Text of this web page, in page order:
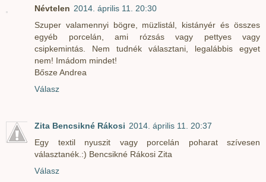
Névtelen 2014. április 11. 20:30
Szuper valamennyi bögre, müzlistál, kistányér és összes
egyéb porcelán, ami rózsás vagy pettyes vagy
csipkemintás. Nem tudnék választani, legalábbis egyet
nem! Imádom mindet!
Bősze Andrea
Válasz
Zita Bencsikné Rákosi 2014. április 11. 20:37
Egy textil nyuszit vagy porcelán poharat szívesen
választanék.:) Bencsikné Rákosi Zita
Válasz